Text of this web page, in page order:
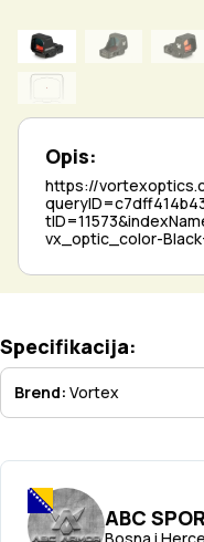
Opis:
https://
vx_optic_color-
ABC
Bosna i
Specifikacija:
Brend: Vortex